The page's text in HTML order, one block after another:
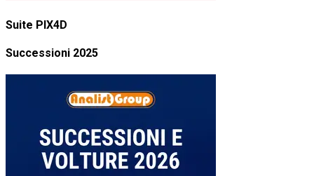
Suite PIX4D
Successioni 2025